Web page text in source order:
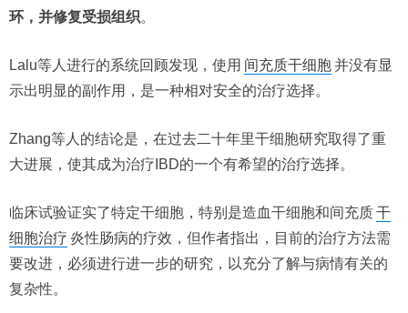
环，并修复受损组织。
Lalu等人进行的系统回顾发现，使用 间充质干细胞并没有显
示出明显的副作用，是一种相对安全的治疗选择。
Zhang等人的结论是，在过去二十年里干细胞研究取得了重
大进展，使其成为治疗IBD的一个有希望的治疗选择。
临床试验证实了特定干细胞，特别是造血干细胞和间充质干
细胞治疗 炎性肠病的疗效，但作者指出，目前的治疗方法需
要改进，必须进行进一步的研究，以充分了解与病情有关的
复杂性。